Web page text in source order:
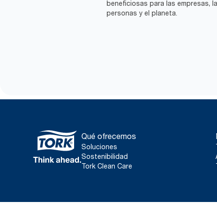
beneficiosas para las empresas,
personas y el planeta.
Qué ofrecemos
Soluciones
Sostenibilidad
Tork Clean Care